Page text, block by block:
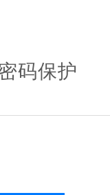
码保护